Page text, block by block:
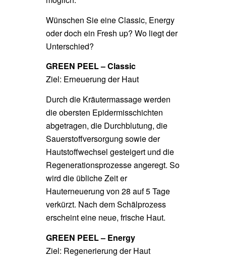
Wünschen Sie eine Classic, Energy
oder doch ein Fresh up? Wo liegt der
Unterschied?
GREEN PEEL – Classic
Ziel: Erneuerung der Haut
Durch die Kräutermassage werden
die obersten Epidermisschichten
abgetragen, die Durchblutung, die
Sauerstoffversorgung sowie der
Hautstoffwechsel gesteigert und die
Regenerationsprozesse angeregt. So
wird die übliche Zeit er
Hauterneuerung von 28 auf 5 Tage
verkürzt. Nach dem Schälprozess
erscheint eine neue, frische Haut.
GREEN PEEL – Energy
Ziel: Regenerierung der Haut